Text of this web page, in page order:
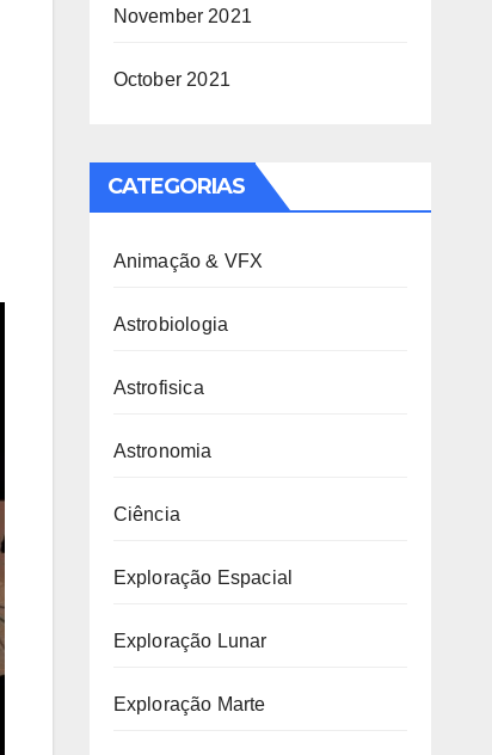
November 2021
October 2021
CATEGORIAS
Animação & VFX
Astrobiologia
Astrofisica
Astronomia
Ciência
Exploração Espacial
Exploração Lunar
Exploração Marte